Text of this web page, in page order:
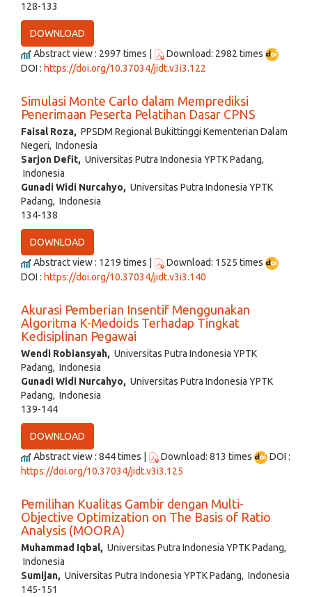
128-133
DOWNLOAD
Abstract view : 2997 times |
Download: 2982 times
DOI : https://doi.org/10.37034/jidt.v3i3.122
Simulasi Monte Carlo dalam Memprediksi
Penerimaan Peserta Pelatihan Dasar CPNS
Faisal Roza, PPSDM Regional Bukittinggi Kementerian Dalam
Negeri, Indonesia
Sarjon Defit, Universitas Putra Indonesia YPTK Padang,
Indonesia
Gunadi Widi Nurcahyo, Universitas Putra Indonesia YPTK
Padang, Indonesia
134-138
DOWNLOAD
Abstract view : 1219 times |
Download: 1525 times
DOI : https://doi.org/10.37034/jidt.v3i3.140
Akurasi Pemberian Insentif Menggunakan
Algoritma K-Medoids Terhadap Tingkat
Kedisiplinan Pegawai
Wendi Robiansyah, Universitas Putra Indonesia YPTK
Padang, Indonesia
Gunadi Widi Nurcahyo, Universitas Putra Indonesia YPTK
Padang, Indonesia
139-144
DOWNLOAD
Abstract view : 844 times |
Download: 813 times
DOI :
https://doi.org/10.37034/jidt.v3i3.125
Pemilihan Kualitas Gambir dengan Multi-
Objective Optimization on The Basis of Ratio
Analysis (MOORA)
Muhammad Iqbal, Universitas Putra Indonesia YPTK Padang,
Indonesia
Sumijan, Universitas Putra Indonesia YPTK Padang, Indonesia
145-151